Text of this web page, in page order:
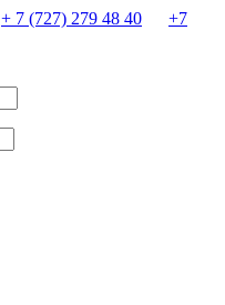
+ 7 (727) 279 48 40
+7